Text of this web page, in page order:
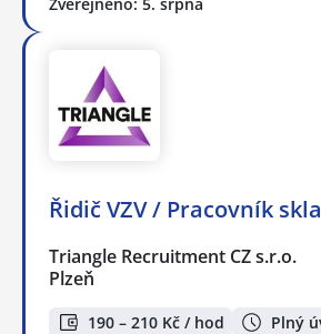
Zveřejněno: 5. srpna
Řidič VZV / Pracovník
Triangle Recruitment CZ s.r.o.
Plzeň
190 – 210 Kč / hod
Plný